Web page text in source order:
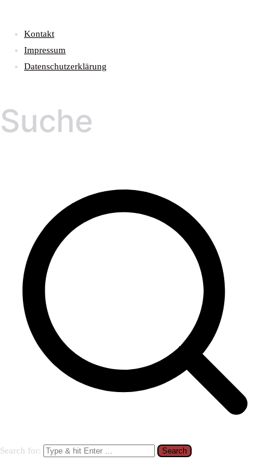
Kontakt
Impressum
Datenschutzerklärung
Suche
Search for: